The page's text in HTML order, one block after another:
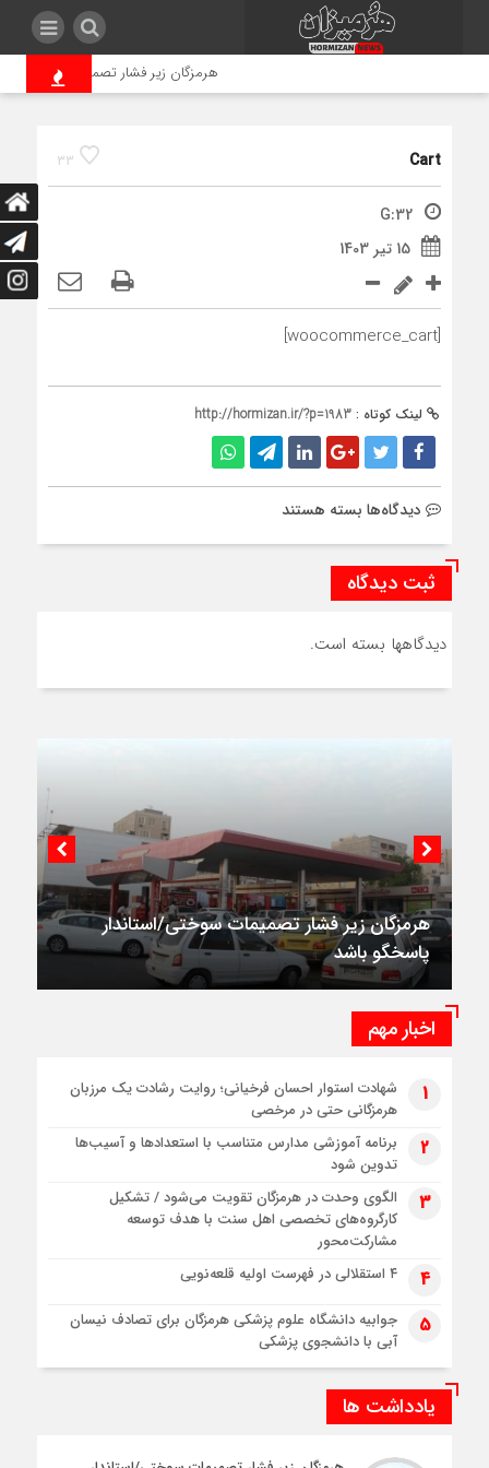
هرمزگان زیر فشار تصمیمات سوختی/
33 Cart
G:32
15 تیر 1403
[woocommerce_cart]
لینک کوتاه : http://hormizan.ir/?p=1983
دیدگاه‌ها برای
بسته هستند
ثبت دیدگاه
دیدگاهها بسته است.
هرمزگان زیر فشار تصمیمات سوختی/استاندار
پاسخگو باشد
اخبار مهم
1
شهادت استوار احسان فرخیانی؛ روایت رشادت یک مرزبان
هرمزگانی حتی در مرخصی
2
برنامه آموزشی مدارس متناسب با استعدادها و آسیب‌ها
تدوین شود
3
الگوی وحدت در هرمزگان تقویت می‌شود / تشکیل
کارگروه‌های تخصصی اهل سنت با هدف توسعه
مشارکت‌محور
4 ۴ استقلالی در فهرست اولیه قلعه‌نویی
5
جوابیه دانشگاه علوم پزشکی هرمزگان برای تصادف نیسان
آبی با دانشجوی پزشکی
یادداشت ها